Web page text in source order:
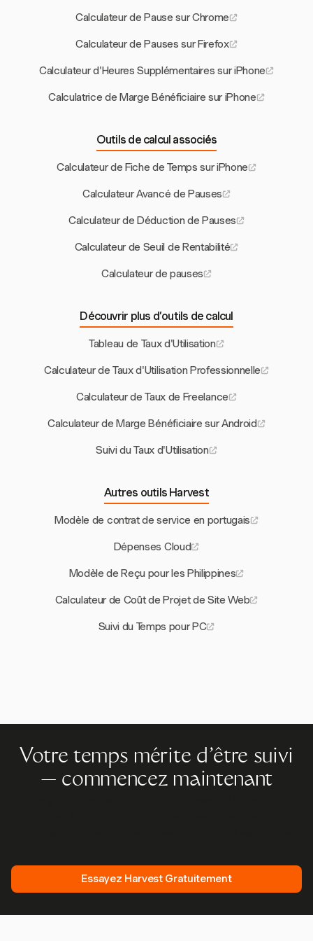
Calculateur de Pause sur Chrome
Calculateur de Pauses sur Firefox
Calculateur d'Heures Supplémentaires sur iPhone
Calculatrice de Marge Bénéficiaire sur iPhone
Outils de calcul associés
Calculateur de Fiche de Temps sur iPhone
Calculateur Avancé de Pauses
Calculateur de Déduction de Pauses
Calculateur de Seuil de Rentabilité
Calculateur de pauses
Découvrir plus d’outils de calcul
Tableau de Taux d'Utilisation
Calculateur de Taux d'Utilisation Professionnelle
Calculateur de Taux de Freelance
Calculateur de Marge Bénéficiaire sur Android
Suivi du Taux d'Utilisation
Autres outils Harvest
Modèle de contrat de service en portugais
Dépenses Cloud
Modèle de Reçu pour les Philippines
Calculateur de Coût de Projet de Site Web
Suivi du Temps pour PC
Votre temps mérite d'être suivi
— commencez maintenant
Essayez Harvest Gratuitement